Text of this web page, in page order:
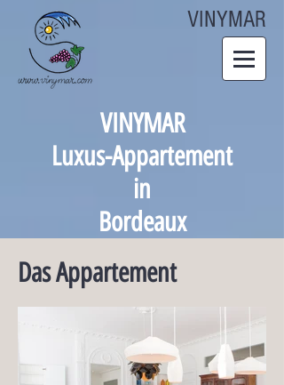
VINYMAR
VINYMAR
Luxus-Appartement
in
Bordeaux
Das Appartement